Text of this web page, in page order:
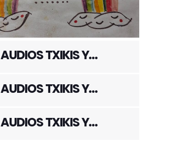
AUDIOS TXIKIS Y
AUDIOS TXIKIS Y
AUDIOS TXIKIS Y